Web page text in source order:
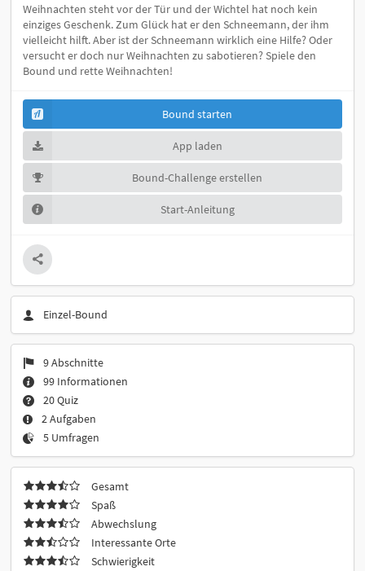
Weihnachten steht vor der Tür und der Wichtel hat noch kein
einziges Geschenk. Zum Glück hat er den Schneemann, der ihm
vielleicht hilft. Aber ist der Schneemann wirklich eine Hilfe? Oder
versucht er doch nur Weihnachten zu sabotieren? Spiele den
Bound und rette Weihnachten!
Bound starten
App laden
Bound-Challenge erstellen
Start-Anleitung
Einzel-Bound
9 Abschnitte
99 Informationen
20 Quiz
2 Aufgaben
5 Umfragen
Gesamt
Spaß
Abwechslung
Interessante Orte
Schwierigkeit